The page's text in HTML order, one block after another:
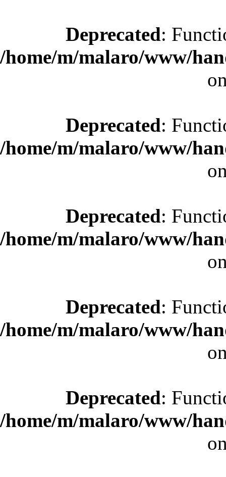
Deprecated:
/home/m/malaro/www/
Deprecated:
/home/m/malaro/www/
Deprecated:
/home/m/malaro/www/
Deprecated:
/home/m/malaro/www/
Deprecated:
/home/m/malaro/www/